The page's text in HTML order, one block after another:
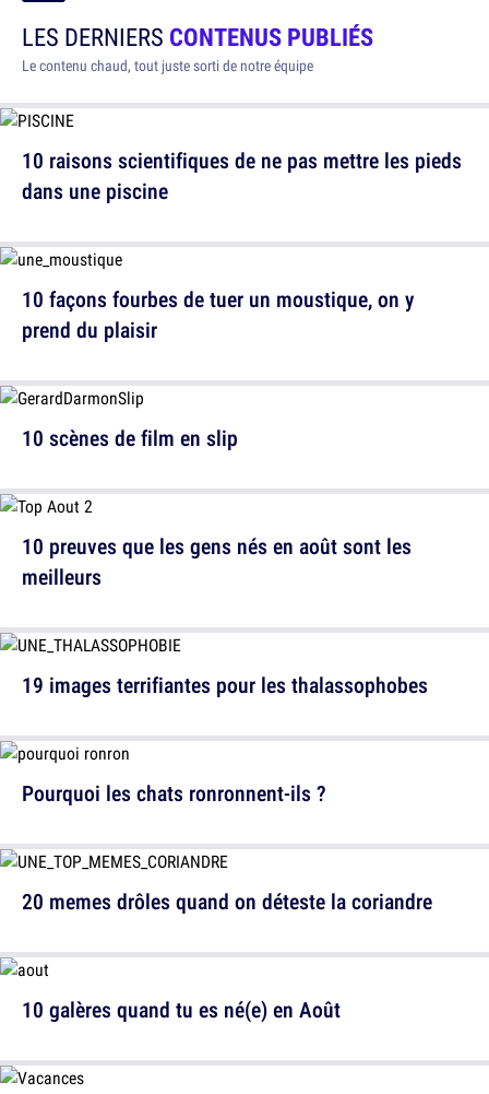
LES DERNIERS CONTENUS PUBLIÉS
Le contenu chaud, tout juste sorti de notre équipe
10 raisons scientifiques de ne pas mettre les pieds
dans une piscine
10 scènes de film en slip
19 images terrifiantes pour les thalassophobes
20 memes drôles quand on déteste la coriandre
10 façons fourbes de tuer un moustique, on y
prend du plaisir
10 preuves que les gens nés en août sont les
meilleurs
Pourquoi les chats ronronnent-ils ?
10 galères quand tu es né(e) en Août